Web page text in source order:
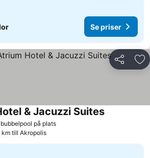
Se priser
Dela
på plats
& Jacuzzi Suites
km till Akropolis